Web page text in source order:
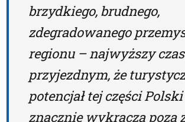
brzydkiego, brudnego,
zdegradowanego
regionu – najwyższy
przyjezdnym, że
potencjał tej części Polski
znacznie wykracza poza